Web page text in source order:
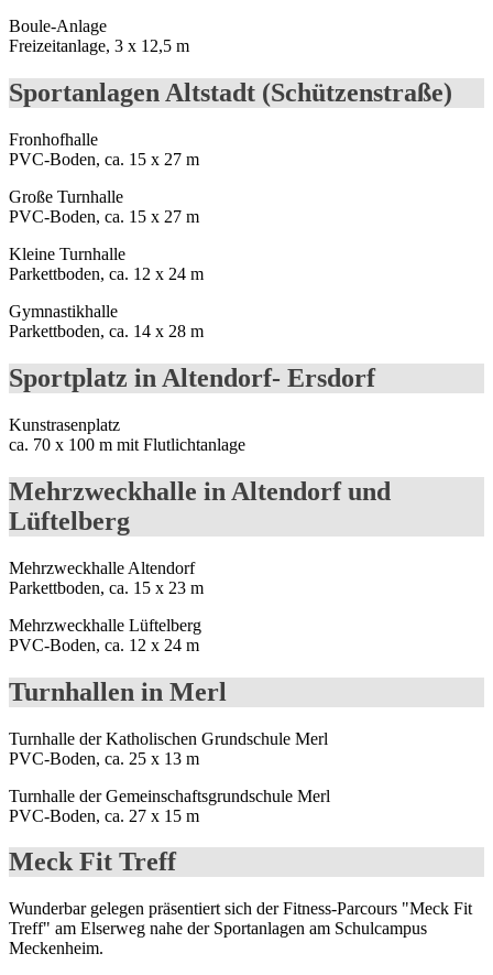
Boule-Anlage
Freizeitanlage, 3 x 12,5 m
Sportanlagen Altstadt (Schützenstraße)
Fronhofhalle
PVC-Boden, ca. 15 x 27 m
Große Turnhalle
PVC-Boden, ca. 15 x 27 m
Kleine Turnhalle
Parkettboden, ca. 12 x 24 m
Gymnastikhalle
Parkettboden, ca. 14 x 28 m
Sportplatz in Altendorf- Ersdorf
Kunstrasenplatz
ca. 70 x 100 m mit Flutlichtanlage
Mehrzweckhalle in Altendorf und
Lüftelberg
Mehrzweckhalle Altendorf
Parkettboden, ca. 15 x 23 m
Mehrzweckhalle Lüftelberg
PVC-Boden, ca. 12 x 24 m
Turnhallen in Merl
Turnhalle der Katholischen Grundschule Merl
PVC-Boden, ca. 25 x 13 m
Turnhalle der Gemeinschaftsgrundschule Merl
PVC-Boden, ca. 27 x 15 m
Meck Fit Treff
Wunderbar gelegen präsentiert sich der Fitness-Parcours "Meck Fit
Treff" am Elserweg nahe der Sportanlagen am Schulcampus
Meckenheim.